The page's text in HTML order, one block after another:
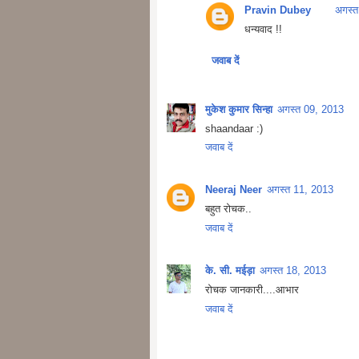
Pravin Dubey
धन्यवाद !!
जवाब दें
मुकेश कुमार सिन्हा अगस्त 09, 2013
shaandaar :)
जवाब दें
Neeraj Neer अगस्त 11, 2013
बहुत रोचक..
जवाब दें
के. सी. मईड़ा अगस्त 18, 2013
रोचक जानकारी....आभार
जवाब दें